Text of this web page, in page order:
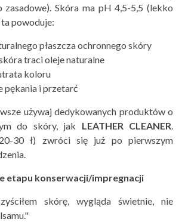
Skóra ma pH 4,5-5,5 (lekko
ta powoduje:
płaszcza ochronnego skóry
traci oleje naturalne
koloru
pękania i przetarć
używaj dedykowanych produktów o
do skóry, jak LEATHER CLEANER.
30 ł) zwróci się już po pierwszym
etapu konserwacji/impregnacji
skórę, wygląda świetnie, nie